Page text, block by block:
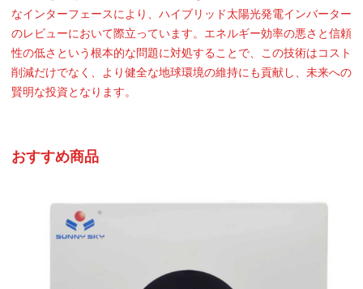
なインターフェースにより、ハイブリッド太陽光発電インバーター
のレビューにおいて際立っています。エネルギー効率の悪さと信頼
性の低さという根本的な問題に対処することで、この技術はコスト
削減だけでなく、より健全な地球環境の維持にも貢献し、未来への
賢明な投資となります。
おすすめ商品